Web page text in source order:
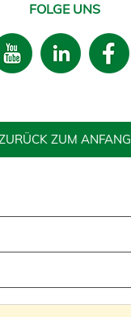
FOLGE UNS
ZUM ANFANG